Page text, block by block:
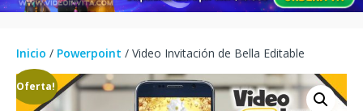
Inicio / Powerpoint / Video Invitación de Bella Editable
¡Oferta!